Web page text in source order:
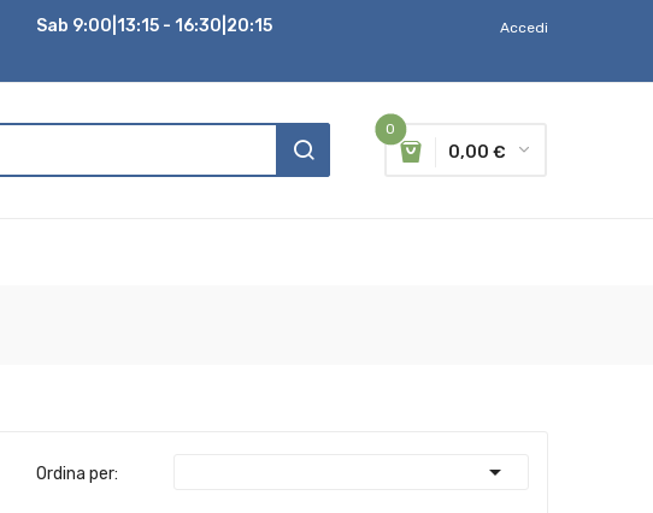
Sab 9:00|13:15 - 16:30|20:15 Accedi
0
0,00 €
Ordina per: 